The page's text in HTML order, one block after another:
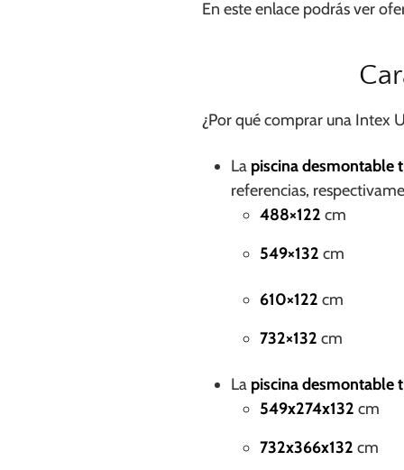
En este enlace podrás ver
¿Por qué comprar una Intex
La piscina desmontable
referencias,
488×122 cm
549×132 cm
610×122 cm
732×132 cm
La piscina desmontable
549x274x132 cm
732x366x132 cm